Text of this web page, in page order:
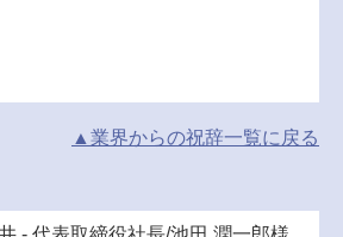
▲業界からの祝辞一覧に戻る